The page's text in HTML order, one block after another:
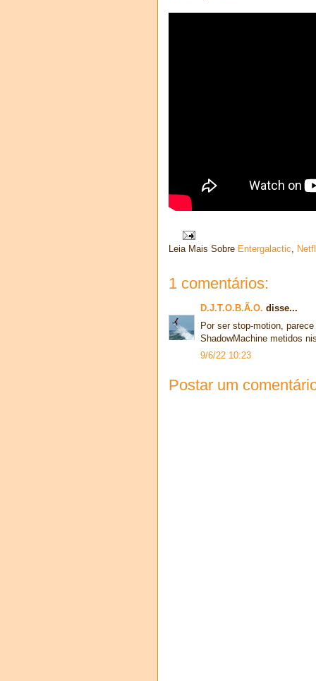
Leia Mais Sobre Entergalactic,
1 comentários:
D.J.T.O.B.Ã.O. disse...
Por ser stop-motion,
ShadowMachine metidos
9/6/22 10:23
Postar um